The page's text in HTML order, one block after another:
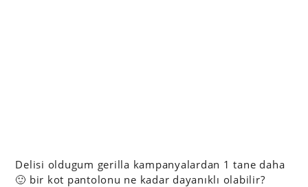
Delisi oldugum gerilla kampanyalardan 1 tane daha
🙂 bir kot pantolonu ne kadar dayanıklı olabilir?